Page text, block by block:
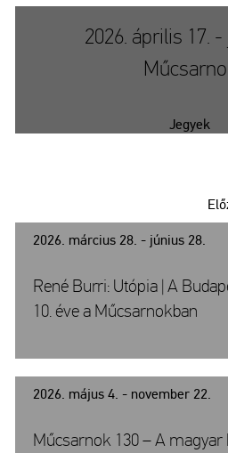
2026. április 17.
Jegyek
2026. március 28. - június 28.
René Burri: Utópia | A
10. éve a Műcsarnokban
2026. május 4. - november 22.
Műcsarnok 130 – A